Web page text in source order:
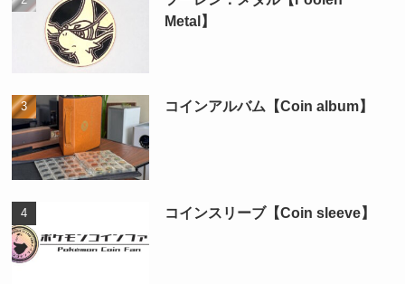
Metal】
コインアルバム【Coin album】
コインスリーブ【Coin sleeve】